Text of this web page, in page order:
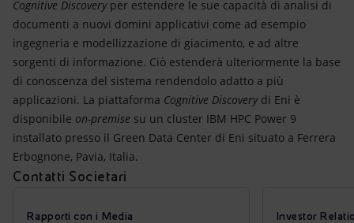
Cognitive Discoveryper estendere le sue capacità di analisi di
documenti a nuovi domini applicativi come ad esempio
ingegneria e modellizzazione di giacimento, e ad altre
sorgenti di informazione. Ciò estenderà ulteriormente la base
di conoscenza del sistema rendendolo adatto a più
applicazioni. La piattaforma Cognitive Discoverydi Eni è
disponibile on-premise su un cluster IBM HPC Power 9
installato presso il Green Data Center di Eni situato a Ferrera
Erbognone, Pavia, Italia.
Contatti Societari
Rapporti con i Media Investor